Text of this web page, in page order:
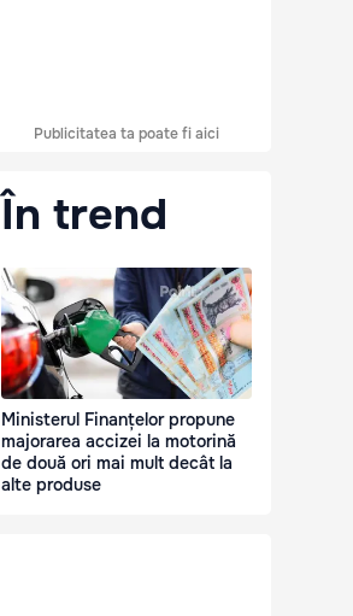
Publicitatea ta poate fi aici
În trend
Ministerul Finanțelor propune
majorarea accizei la motorină
de două ori mai mult decât la
alte produse